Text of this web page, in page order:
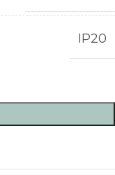
IP20